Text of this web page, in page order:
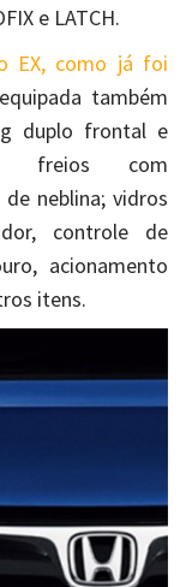
e LATCH.
EX, como já foi
também
duplo frontal e
freios com
neblina; vidros
controle de
acionamento
itens.